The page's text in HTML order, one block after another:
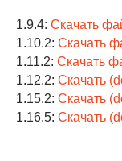
1.9.4: Скачать
1.10.2: Скачать
1.11.2: Скачать
1.12.2: Скачать
1.15.2: Скачать
1.16.5: Скачать